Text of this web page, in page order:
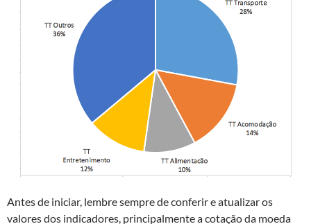
Antes de iniciar, lembre sempre de conferir e atualizar os
valores dos indicadores, principalmente a cotação da moeda